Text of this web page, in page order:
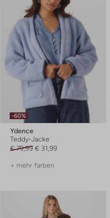
-60%
Ydence
Teddy-Jacke
€ 79,99 € 31,99
+ mehr farben